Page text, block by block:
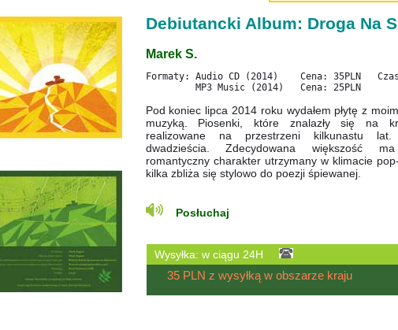
Debiutancki Album: Droga Na
Marek S.
Formaty: Audio CD (2014) Cena: 35PLN
MP3 Music (2014) Cena: 25PLN
Pod koniec lipca 2014 roku wydałem płytę z
muzyką. Piosenki, które znalazły się na
realizowane na przestrzeni kilkunastu
dwadzieścia. Zdecydowana większość ma
romantyczny charakter utrzymany w klimacie
kilka zbliża się stylowo do poezji śpiewanej.
Posłuchaj
Wysyłka: w ciągu 24H
35 PLN z wysyłką w obszarze kraju